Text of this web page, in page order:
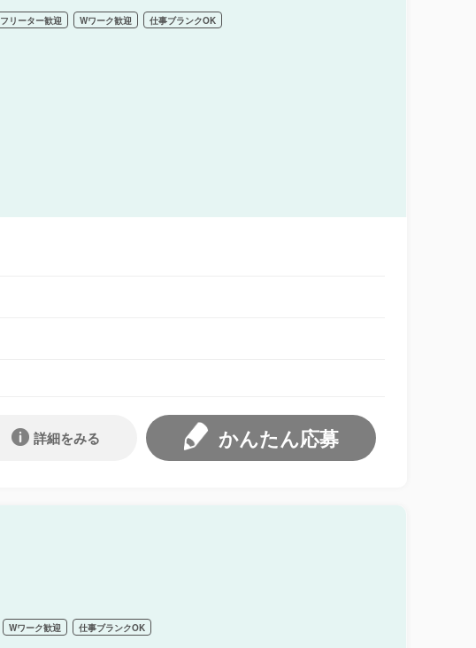
フリーター歓迎 Wワーク歓迎 仕事ブランクOK
かんたん応募
詳細をみる
Wワーク歓迎 仕事ブランクOK